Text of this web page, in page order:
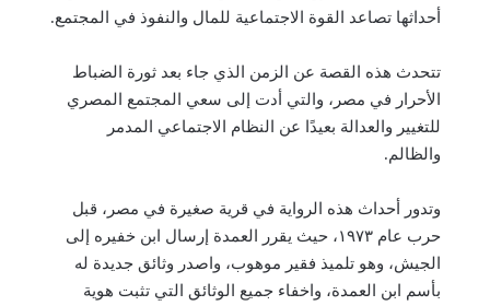
أحداثها تصاعد القوة الاجتماعية للمال والنفوذ في المجتمع.
تتحدث هذه القصة عن الزمن الذي جاء بعد ثورة الضباط
الأحرار في مصر، والتي أدت إلى سعي المجتمع المصري
للتغيير والعدالة بعيدًا عن النظام الاجتماعي المدمر
والظالم.
وتدور أحداث هذه الرواية في قرية صغيرة في مصر، قبل
حرب عام ١٩٧٣، حيث يقرر العمدة إرسال ابن خفيره إلى
الجيش، وهو تلميذ فقير موهوب، واصدر وثائق جديدة له
بأسم ابن العمدة، واخفاء جميع الوثائق التي تثبت هوية